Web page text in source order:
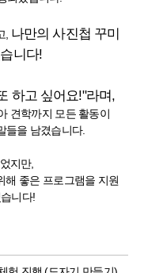
, 나만의 사진첩 꾸미
니다!
하고 싶어요!"라며,
견학까지 모든 활동이
들을 남겼습니다.
지만,
해 좋은 프로그램을 지원
니다!